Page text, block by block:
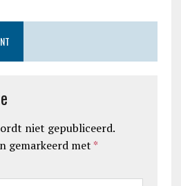
niet gepubliceerd.
gemarkeerd met *